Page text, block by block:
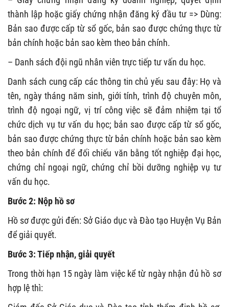
thành lập hoặc giấy chứng nhận đăng ký đầu tư => Dùng:
Bản sao được cấp từ sổ gốc, bản sao được chứng thực từ
bản chính hoặc bản sao kèm theo bản chính.
– Danh sách đội ngũ nhân viên trực tiếp tư vấn du học.
Danh sách cung cấp các thông tin chủ yếu sau đây: Họ và
tên, ngày tháng năm sinh, giới tính, trình độ chuyên môn,
trình độ ngoại ngữ, vị trí công việc sẽ đảm nhiệm tại tổ
chức dịch vụ tư vấn du học; bản sao được cấp từ sổ gốc,
bản sao được chứng thực từ bản chính hoặc bản sao kèm
theo bản chính để đối chiếu văn bằng tốt nghiệp đại học,
chứng chỉ ngoại ngữ, chứng chỉ bồi dưỡng nghiệp vụ tư
vấn du học.
Bước 2: Nộp hồ sơ
Hồ sơ được gửi đến: Sở Giáo dục và Đào tạo Huyện Vụ Bản
để giải quyết.
Bước 3: Tiếp nhận, giải quyết
Trong thời hạn 15 ngày làm việc kể từ ngày nhận đủ hồ sơ
hợp lệ thì: